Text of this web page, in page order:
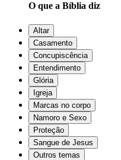
O que a Bíblia diz
Altar
Casamento
Concupiscência
Entendimento
Glória
Igreja
Marcas no corpo
Namoro e Sexo
Proteção
Sangue de Jesus
Outros temas